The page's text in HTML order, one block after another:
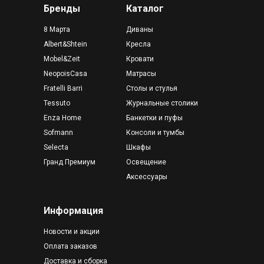
Кресла
Столы и стулья
Матрасы
Шкафы
Освещение
Диваны
Журнальные столики
Банкетки и пуфы
Аксессуары
Консоли и тумбы
Кровати
Каталог
Информация
Бренды
Оплата заказов
Доставка и сборка
Mobel&Zeit
Tessuto
8 Марта
Fratelli Barri
Sofmann
Selecta
Enza Home
Albert&Shtein
NeopoisCasa
Новости и акции
Гранд Премиум